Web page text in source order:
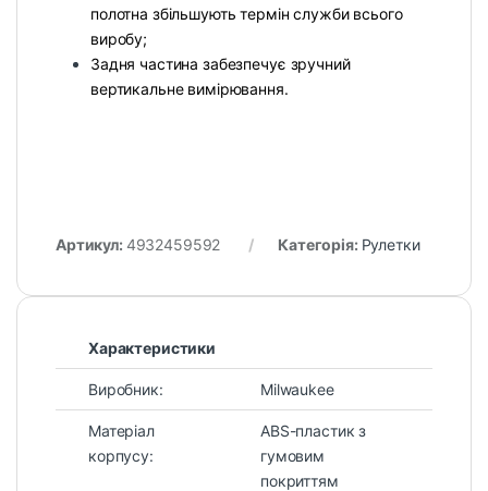
полотна збільшують термін служби всього
виробу;
Задня частина забезпечує зручний
вертикальне вимірювання.
Артикул: 4932459592 Категорія: Рулетки
Характеристики
Виробник: Milwaukee
Матеріал
корпусу:
ABS-пластик з
гумовим
покриттям